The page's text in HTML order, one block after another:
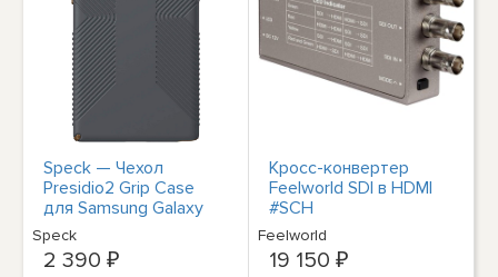
Speck — Чехол
Presidio2 Grip Case
для Samsung Galaxy
S24 Ultra — Угольно-
серый
Speck
2 390 ₽
Кросс-конвертер
Feelworld SDI в HDMI
#SCH
Feelworld
19 150 ₽